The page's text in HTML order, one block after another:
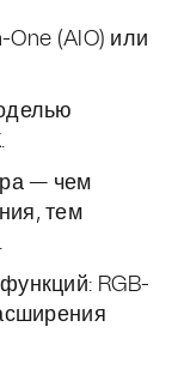
One (AIO) или
— чем
тем
RGB-